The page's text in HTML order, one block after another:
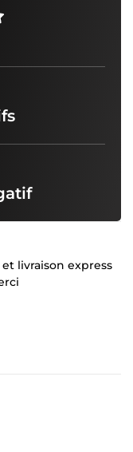
livraison express